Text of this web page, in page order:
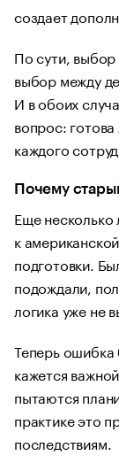
создает
По сути,
выбор между
И в обоих
вопрос:
каждого
Почему
Еще несколько
к
подготовки.
подождали,
логика уже не
Теперь
кажется
пытаются
практике это
последствиям.